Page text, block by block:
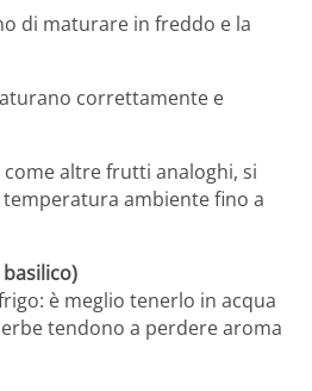
di maturare in freddo e la
correttamente e
come altre frutti analoghi, si
ambiente fino a
è meglio tenerlo in acqua
tendono a perdere aroma